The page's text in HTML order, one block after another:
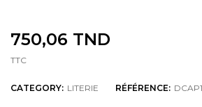
750,06 TND
TTC
CATEGORY: LITERIE RÉFÉRENCE: